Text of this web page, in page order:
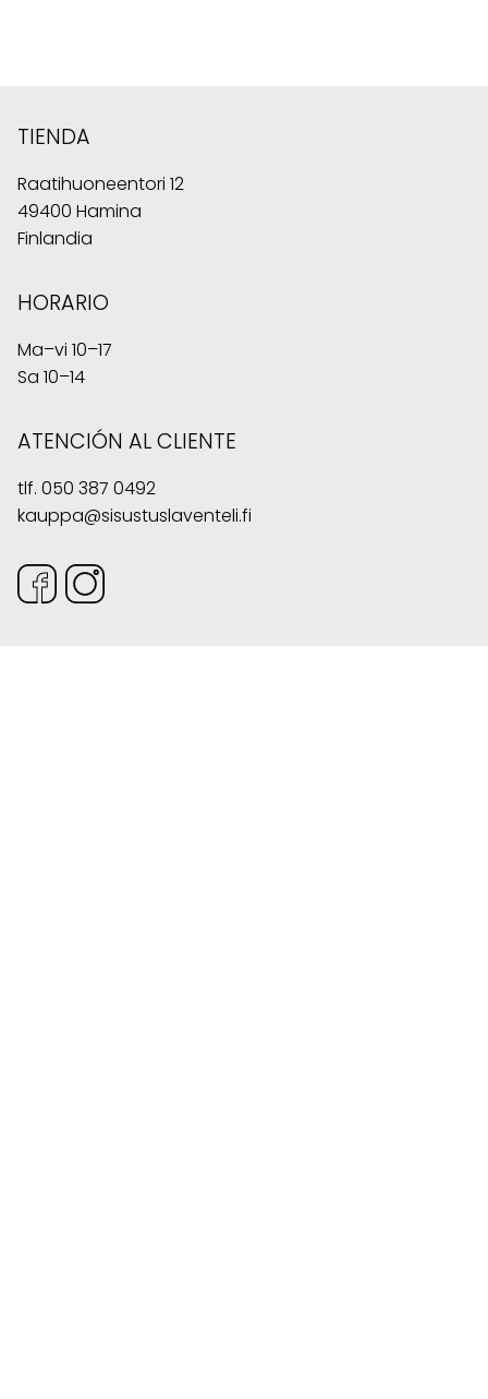
TIENDA
Raatihuoneentori 12
49400 Hamina
Finlandia
HORARIO
Ma–vi 10–17
Sa 10–14
ATENCIÓN AL CLIENTE
tlf. 050 387 0492
kauppa@sisustuslaventeli.fi